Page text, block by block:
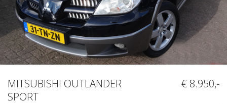
MITSUBISHI OUTLANDER
SPORT
€ 8.950,-